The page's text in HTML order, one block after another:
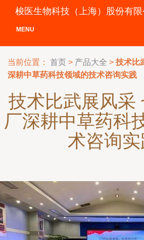
梭医生物科技（上海）股份有限
MENU
当前位置： 首页 > 产品大全 > 技术比
深耕中草药科技领域的技术咨询实践
技术比武展风采
厂深耕中草药科
术咨询